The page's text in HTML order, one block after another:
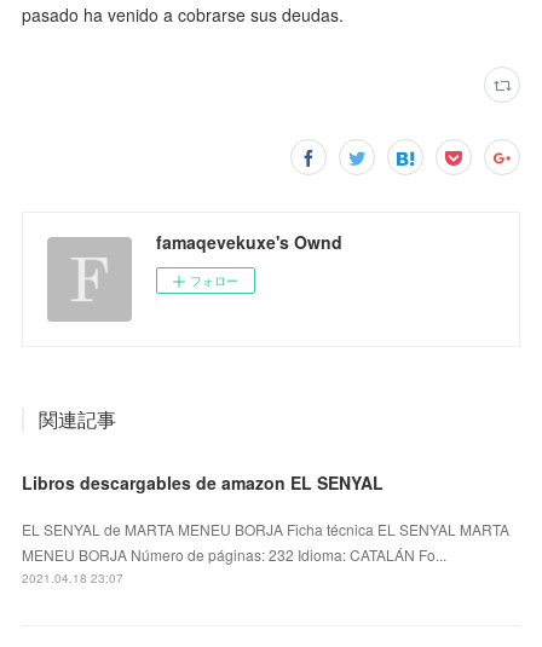
pasado ha venido a cobrarse sus deudas.
famaqevekuxe's Ownd
フォロー
関連記事
Libros descargables de amazon EL SENYAL
EL SENYAL de MARTA MENEU BORJA Ficha técnica EL SENYAL MARTA
MENEU BORJA Número de páginas: 232 Idioma: CATALÁN Fo...
2021.04.18 23:07